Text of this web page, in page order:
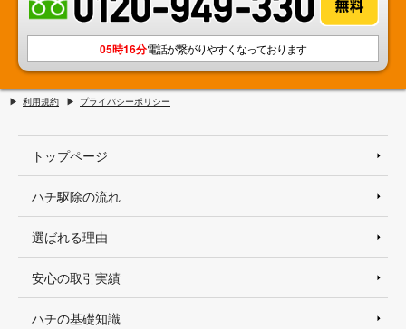
05時16分電話が繋がりやすくなっております
利用規約 プライバシーポリシー
トップページ
ハチ駆除の流れ
選ばれる理由
安心の取引実績
ハチの基礎知識